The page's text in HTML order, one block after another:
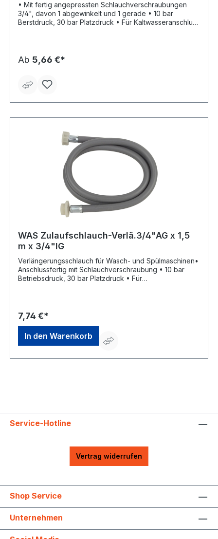
• Mit fertig angepressten Schlauchverschraubungen
3/4", davon 1 abgewinkelt und 1 gerade • 10 bar
Berstdruck, 30 bar Platzdruck • Für Kaltwasseranschluss
Ab 5,66 €*
WAS Zulaufschlauch-Verlä.3/4"AG x 1,5
m x 3/4"IG
Verlängerungsschlauch für Wasch- und Spülmaschinen•
Anschlussfertig mit Schlauchverschraubung • 10 bar
Betriebsdruck, 30 bar Platzdruck • Für
info@wkirchhoff.com
7,74 €*
In den Warenkorb
Service-Hotline
Vertrag widerrufen
Shop Service
Unternehmen